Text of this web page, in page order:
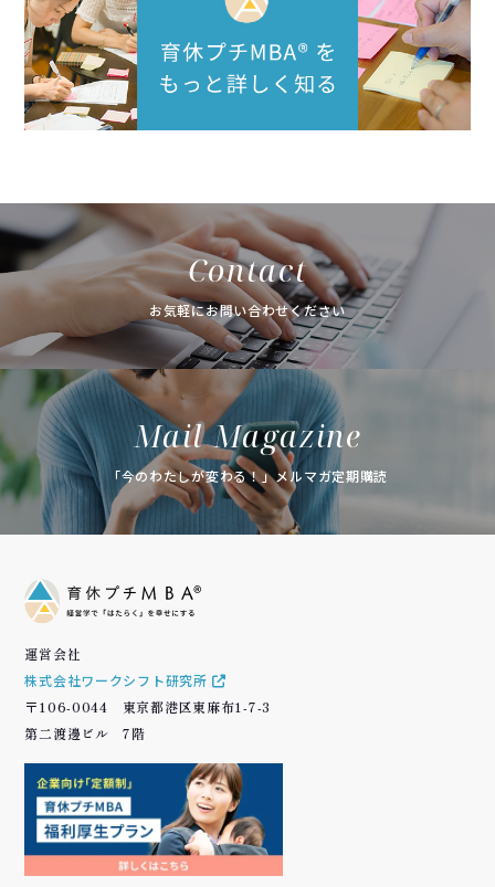
Contact
お気軽にお問い合わせください
Mail Magazine
「今のわたしが変わる！」メルマガ定期購読
運営会社
株式会社ワークシフト研究所
〒106-0044 東京都港区東麻布1-7-3
第二渡邊ビル 7階